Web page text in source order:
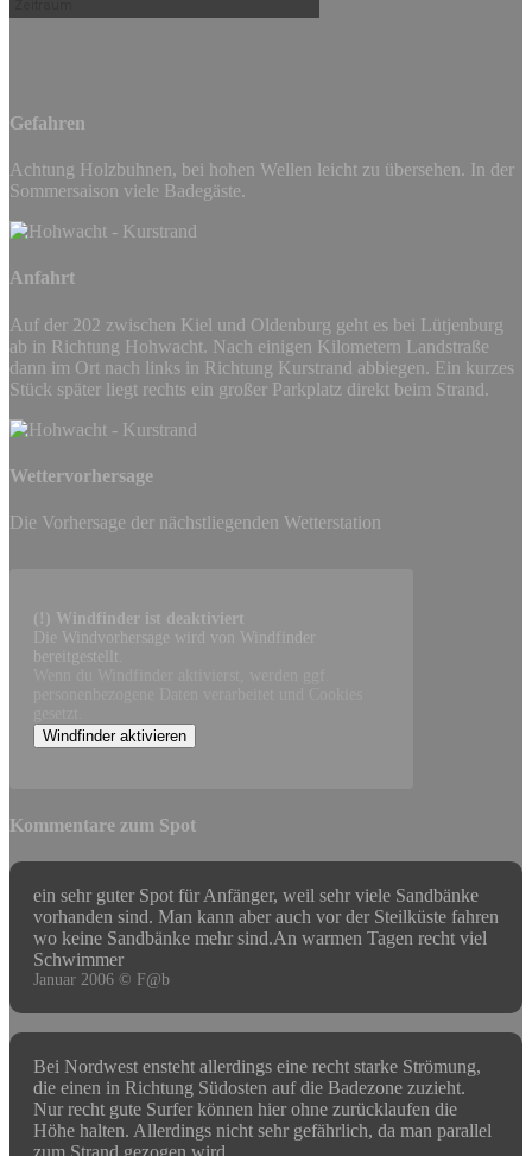
Gefahren
Achtung Holzbuhnen, bei hohen Wellen leicht zu übersehen. In der
Sommersaison viele Badegäste.
Anfahrt
Auf der 202 zwischen Kiel und Oldenburg geht es bei Lütjenburg
ab in Richtung Hohwacht. Nach einigen Kilometern Landstraße
dann im Ort nach links in Richtung Kurstrand abbiegen. Ein kurzes
Stück später liegt rechts ein großer Parkplatz direkt beim Strand.
Wettervorhersage
Die Vorhersage der nächstliegenden Wetterstation
(!) Windfinder ist deaktiviert
Die Windvorhersage wird von Windfinder
bereitgestellt.
Windfinder aktivieren
Kommentare zum Spot
ein sehr guter Spot für Anfänger, weil sehr viele Sandbänke
vorhanden sind. Man kann aber auch vor der Steilküste fahren
wo keine Sandbänke mehr sind.An warmen Tagen recht viel
Schwimmer
Januar 2006 © F@b
Bei Nordwest ensteht allerdings eine recht starke Strömung,
die einen in Richtung Südosten auf die Badezone zuzieht.
Nur recht gute Surfer können hier ohne zurücklaufen die
Höhe halten. Allerdings nicht sehr gefährlich, da man parallel
zum Strand gezogen wird.